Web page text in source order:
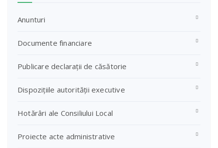
Anunturi
Documente financiare
Publicare declarații de căsătorie
Dispozițiile autorității executive
Hotărâri ale Consiliului Local
Proiecte acte administrative